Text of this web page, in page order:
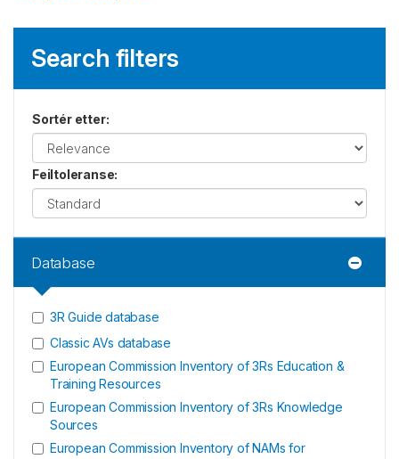
Search filters
Sortér etter:
Feiltoleranse:
Database
3R Guide database
Classic AVs database
European Commission Inventory of 3Rs Education &
Training Resources
European Commission Inventory of 3Rs Knowledge
Sources
European Commission Inventory of NAMs for